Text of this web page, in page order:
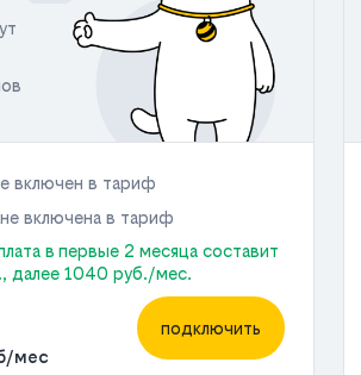
включен в тариф
не включена в тариф
в первые 2 месяца составит
далее 1040 руб./мес.
мес
подключить